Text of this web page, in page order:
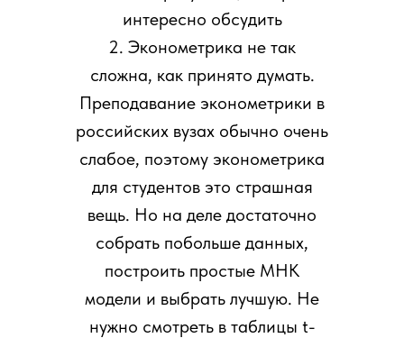
интересно обсудить
2. Эконометрика не так
сложна, как принято думать.
Преподавание эконометрики в
российских вузах обычно очень
слабое, поэтому эконометрика
для студентов это страшная
вещь. Но на деле достаточно
собрать побольше данных,
построить простые МНК
модели и выбрать лучшую. Не
нужно смотреть в таблицы t-